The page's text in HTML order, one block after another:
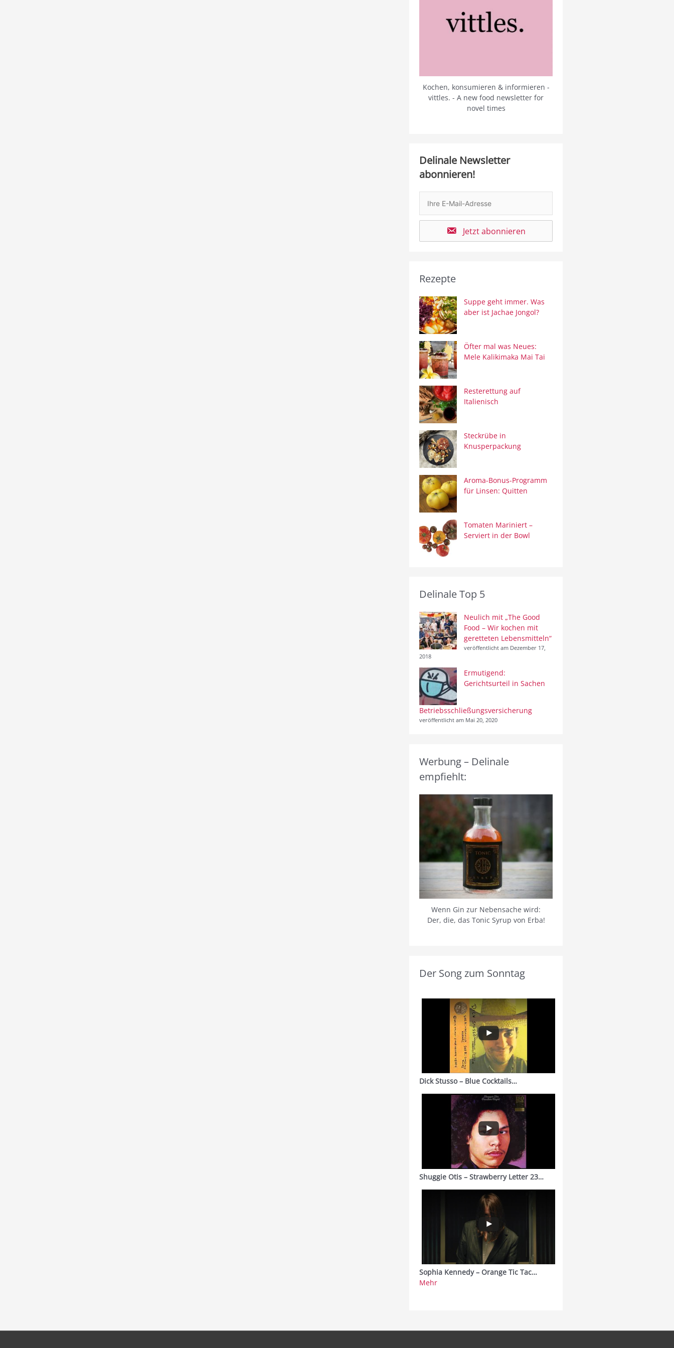
Kochen, konsumieren & informieren -
vittles. - A new food newsletter for
novel times
Delinale Newsletter
abonnieren!
Jetzt abonnieren
Rezepte
Suppe geht immer. Was
aber ist Jachae Jongol?
Öfter mal was Neues:
Mele Kalikimaka Mai Tai
Resterettung auf
Italienisch
Steckrübe in
Knusperpackung
Aroma-Bonus-Programm
für Linsen: Quitten
Tomaten Mariniert –
Serviert in der Bowl
Delinale Top 5
Neulich mit „The Good
Food – Wir kochen mit
geretteten Lebensmitteln“
veröffentlicht am Dezember 17,
2018
Ermutigend:
Gerichtsurteil in Sachen
Betriebsschließungsversicherung
veröffentlicht am Mai 20, 2020
Werbung – Delinale
empfiehlt:
Wenn Gin zur Nebensache wird:
Der, die, das Tonic Syrup von Erba!
Der Song zum Sonntag
Dick Stusso – Blue Cocktails…
Shuggie Otis – Strawberry Letter 23…
Sophia Kennedy – Orange Tic Tac…
Mehr